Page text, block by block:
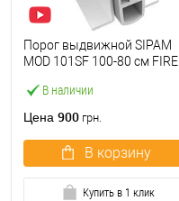
В наличии
Порог выдвижной SIPAM
MOD 101SF 100-80 см FIRE
Цена 900 грн.
В корзину
Купить в 1 клик